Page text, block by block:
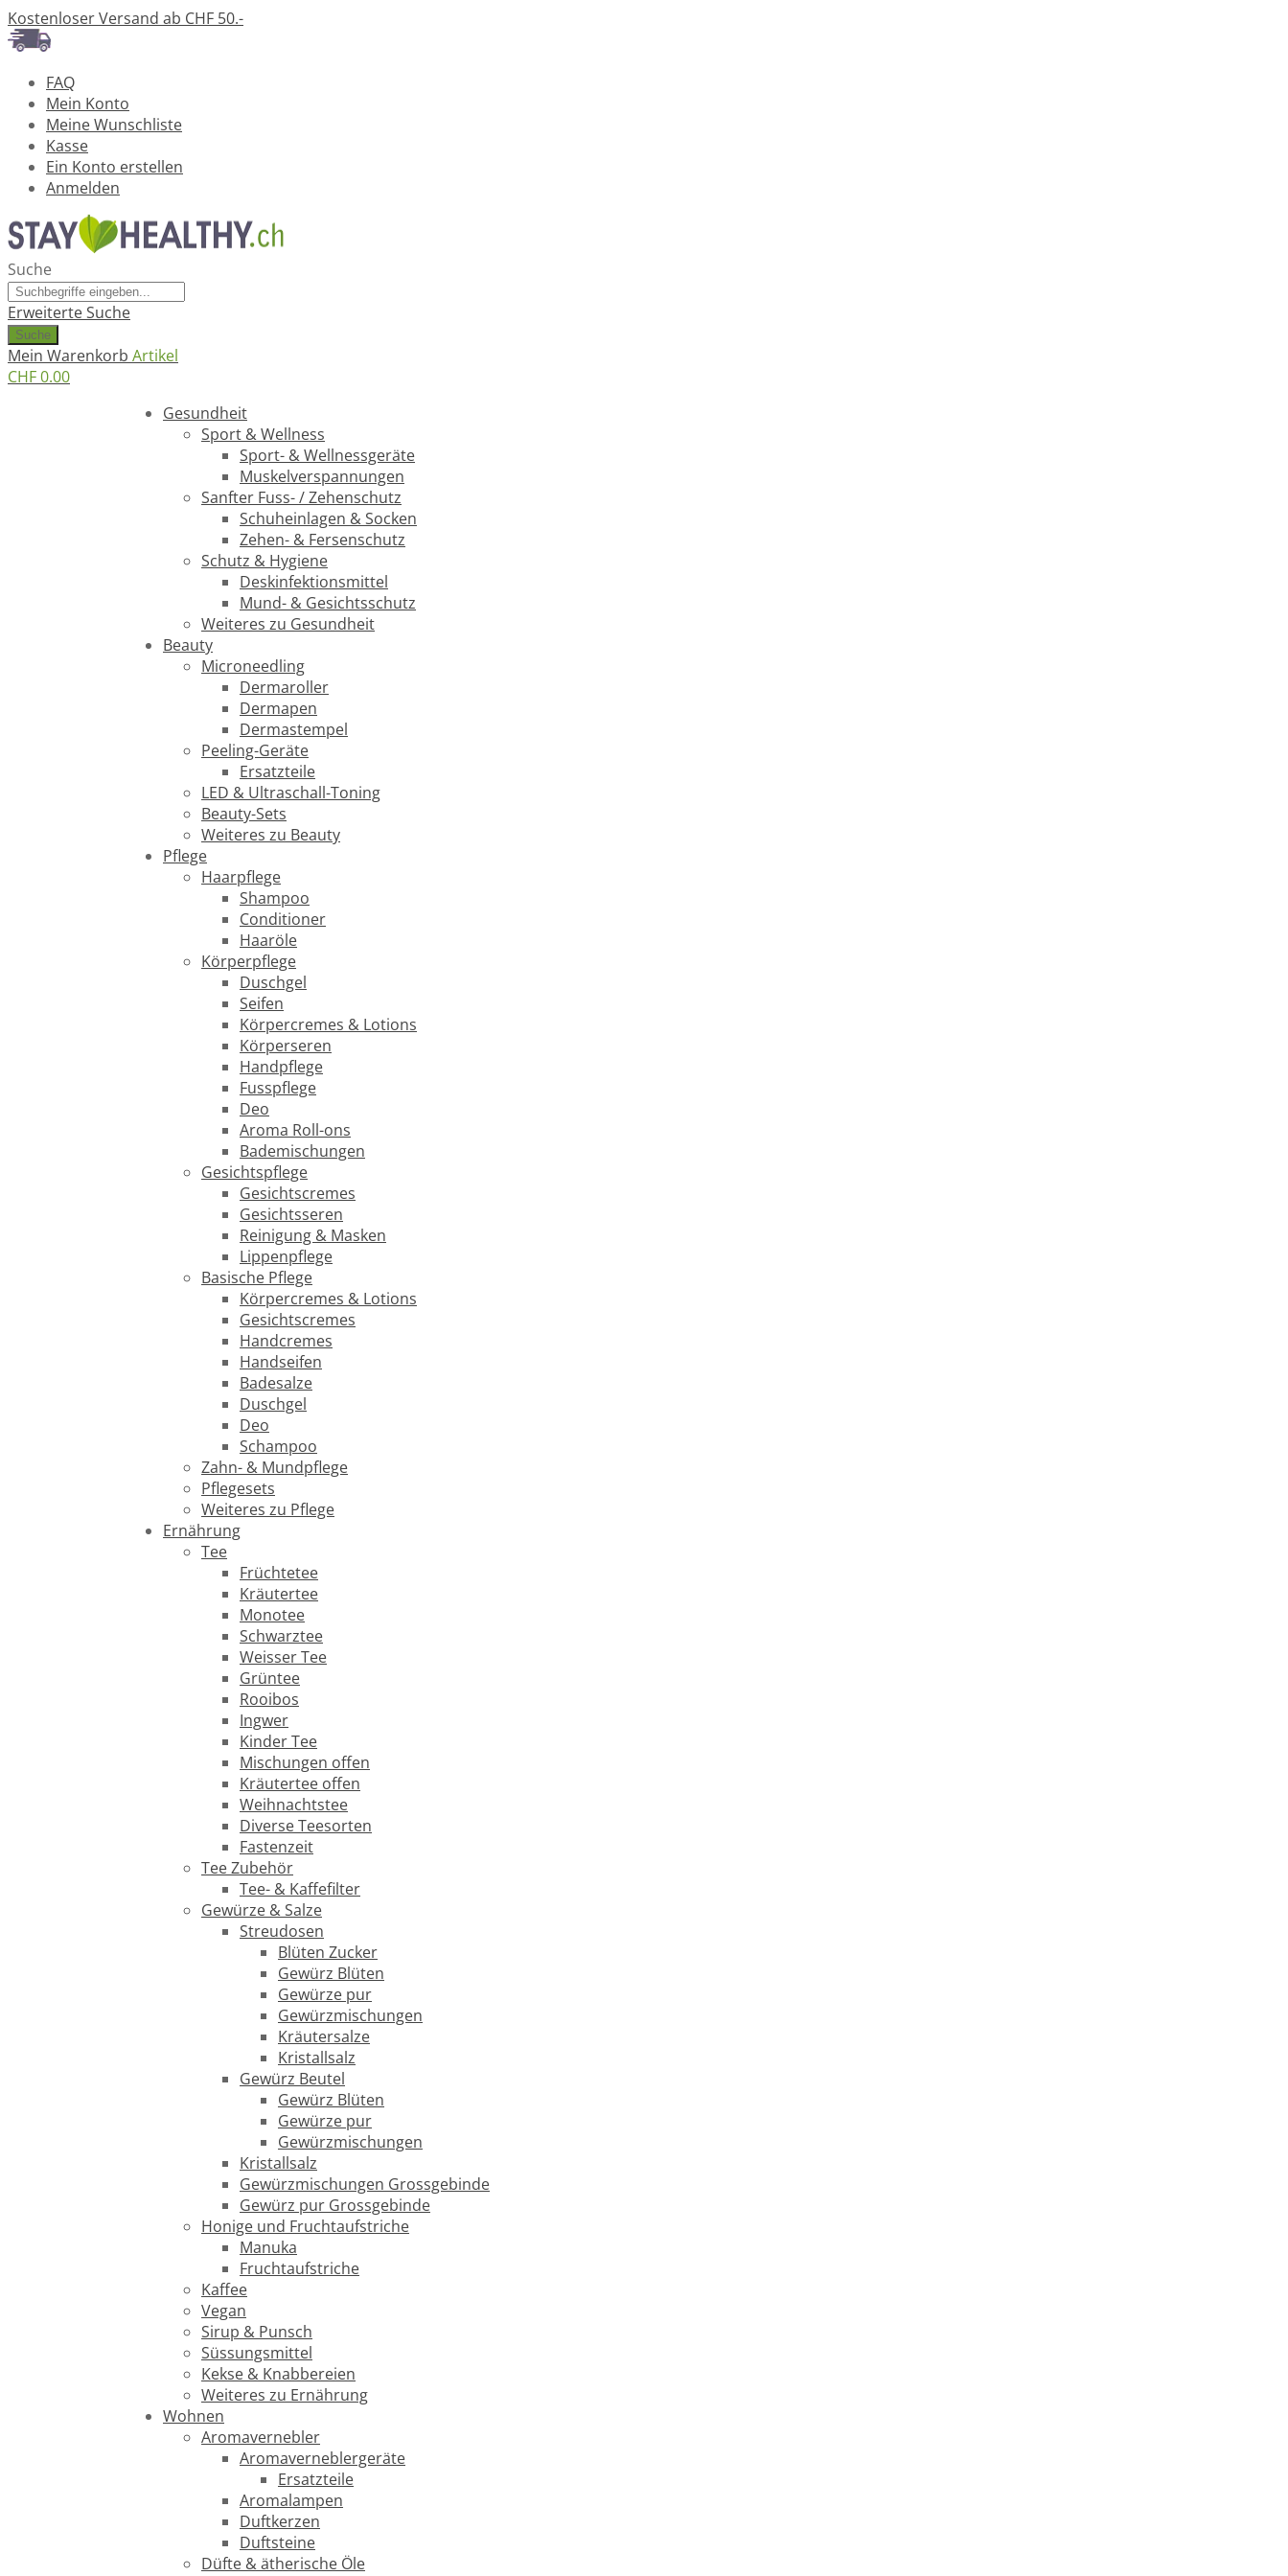
Kostenloser Versand ab CHF 50.-
FAQ
Mein Konto
Meine Wunschliste
Kasse
Ein Konto erstellen
Anmelden
Suche
Erweiterte Suche
Suche
Mein Warenkorb Artikel
CHF 0.00
Gesundheit
Sport & Wellness
Sport- & Wellnessgeräte
Muskelverspannungen
Sanfter Fuss- / Zehenschutz
Schuheinlagen & Socken
Zehen- & Fersenschutz
Schutz & Hygiene
Deskinfektionsmittel
Mund- & Gesichtsschutz
Weiteres zu Gesundheit
Beauty
Microneedling
Dermaroller
Dermapen
Dermastempel
Peeling-Geräte
Ersatzteile
LED & Ultraschall-Toning
Beauty-Sets
Weiteres zu Beauty
Pflege
Haarpflege
Shampoo
Conditioner
Haaröle
Körperpflege
Duschgel
Seifen
Körpercremes & Lotions
Körperseren
Handpflege
Fusspflege
Deo
Aroma Roll-ons
Bademischungen
Gesichtspflege
Gesichtscremes
Gesichtsseren
Reinigung & Masken
Lippenpflege
Basische Pflege
Körpercremes & Lotions
Gesichtscremes
Handcremes
Handseifen
Badesalze
Duschgel
Deo
Schampoo
Zahn- & Mundpflege
Pflegesets
Weiteres zu Pflege
Ernährung
Tee
Früchtetee
Kräutertee
Monotee
Schwarztee
Weisser Tee
Grüntee
Rooibos
Ingwer
Kinder Tee
Mischungen offen
Kräutertee offen
Weihnachtstee
Diverse Teesorten
Fastenzeit
Tee Zubehör
Tee- & Kaffefilter
Gewürze & Salze
Streudosen
Blüten Zucker
Gewürz Blüten
Gewürze pur
Gewürzmischungen
Kräutersalze
Kristallsalz
Gewürz Beutel
Gewürz Blüten
Gewürze pur
Gewürzmischungen
Kristallsalz
Gewürzmischungen Grossgebinde
Gewürz pur Grossgebinde
Honige und Fruchtaufstriche
Manuka
Fruchtaufstriche
Kaffee
Vegan
Sirup & Punsch
Süssungsmittel
Kekse & Knabbereien
Weiteres zu Ernährung
Wohnen
Aromavernebler
Aromaverneblergeräte
Ersatzteile
Aromalampen
Duftkerzen
Duftsteine
Düfte & ätherische Öle